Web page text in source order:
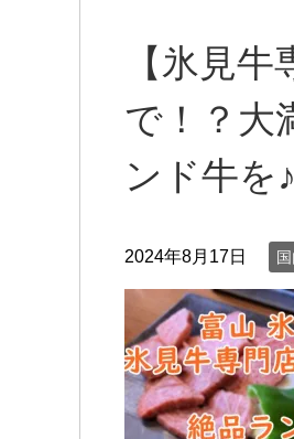
【氷見
で！？大
ンド牛を
2024年8月17日